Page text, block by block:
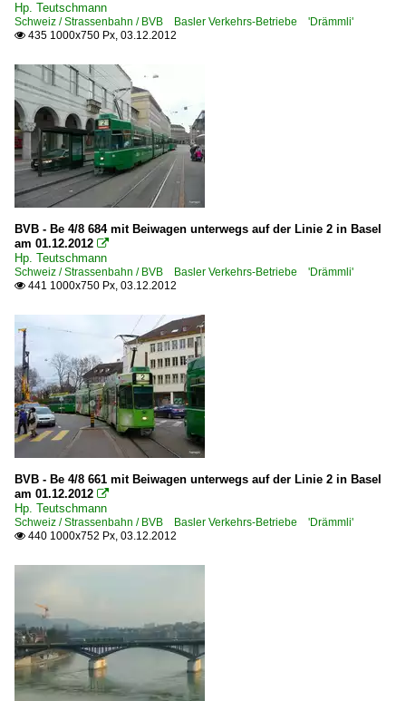
Hp. Teutschmann
Schweiz / Strassenbahn / BVB Basler Verkehrs-Betriebe 'Drämmli'
 435 1000x750 Px, 03.12.2012
BVB - Be 4/8 684 mit Beiwagen unterwegs auf der Linie 2 in Basel
am 01.12.2012 
Hp. Teutschmann
Schweiz / Strassenbahn / BVB Basler Verkehrs-Betriebe 'Drämmli'
 441 1000x750 Px, 03.12.2012
BVB - Be 4/8 661 mit Beiwagen unterwegs auf der Linie 2 in Basel
am 01.12.2012 
Hp. Teutschmann
Schweiz / Strassenbahn / BVB Basler Verkehrs-Betriebe 'Drämmli'
 440 1000x752 Px, 03.12.2012